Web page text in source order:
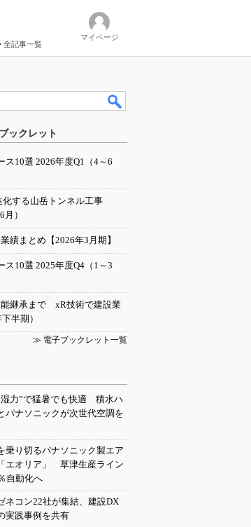
全記事一覧
マイページ
ックレット
ス10選 2026年度Q1（4～6
する山岳トンネル工事
）
績まとめ【2026年3月期】
ス10選 2025年度Q4（1～3
能継承まで xR技術で建設業
半期）
≫ 電子ブックレット一覧
湿力”で猛暑でも快適 積水ハ
パナソニックが次世代空調を
乗り切るパナソニック製エア
エオリア」 草津生産ライン
自動化へ
ネコン22社が集結、建設DX
実践事例を共有